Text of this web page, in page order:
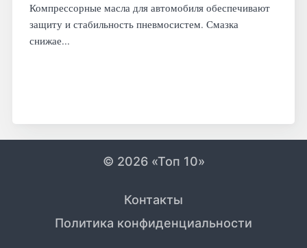
Компрессорные масла для автомобиля обеспечивают
защиту и стабильность пневмосистем. Смазка
снижае...
© 2026 «Топ 10»
Контакты
Политика конфиденциальности